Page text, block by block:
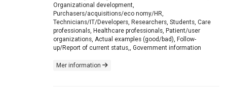
Organizational development,
Purchasers/acquisitions/eco nomy/HR,
Technicians/IT/Developers, Researchers, Students, Care
professionals, Healthcare professionals, Patient/user
organizations, Actual examples (good/bad), Follow-
up/Report of current status,, Government information
Mer information